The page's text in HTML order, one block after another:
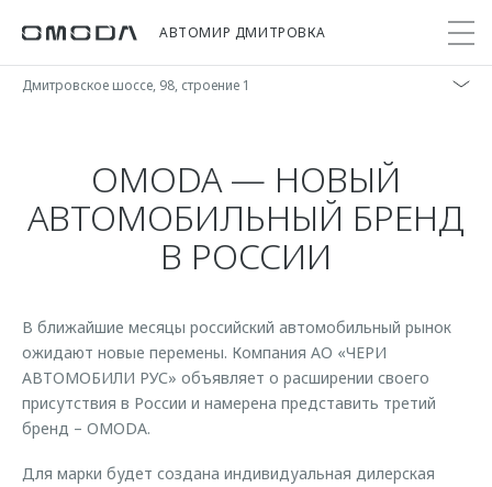
АВТОМИР ДМИТРОВКА
Дмитровское шоссе, 98, строение 1
C5
C7
от 2 739 000 ₽*
Выбор и покупка
Сравнить комплектации
Cпецпредложения
Прайс-листы
OMODA Лизинг
Кредит и страхование
Кредитные программы
Сервис
Записаться на сервис
Поддержка
Помощь на дороге
Гарантия
Дополнительная техническая поддержка
Руководства по эксплуатации
О бренде
Приложение O&J
Клуб владельцев OMODA
Бренд JAECOO
Правовая информация
OMODA — НОВЫЙ
АВТОМОБИЛЬНЫЙ БРЕНД
В РОССИИ
В ближайшие месяцы российский автомобильный рынок
ожидают новые перемены. Компания АО «ЧЕРИ
АВТОМОБИЛИ РУС» объявляет о расширении своего
присутствия в России и намерена представить третий
бренд – OMODA.
Для марки будет создана индивидуальная дилерская